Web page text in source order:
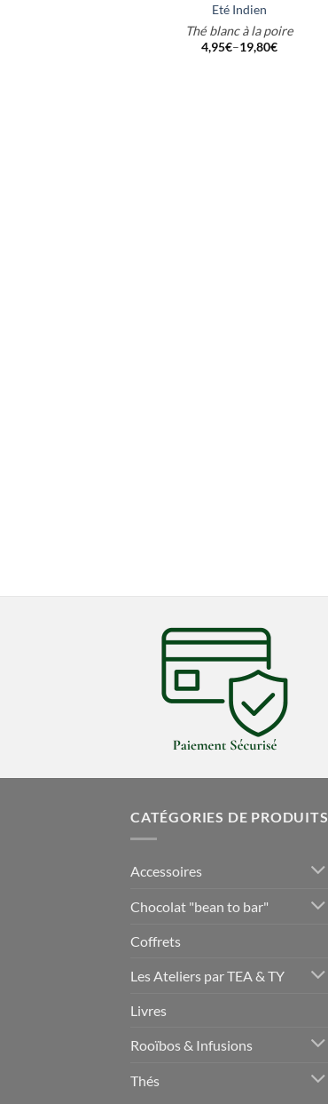
Eté Indien
Thé blanc à la poire
4,95€–19,80€
CATÉGORIES DE PRODUITS
Accessoires
Chocolat "bean to bar"
Coffrets
Les Ateliers par TEA & TY
Livres
Rooïbos & Infusions
Thés